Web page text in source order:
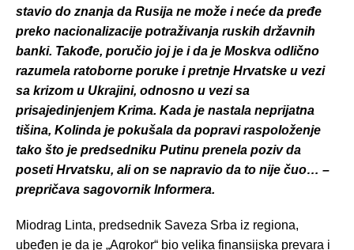
stavio do znanja da Rusija ne može i neće da pređe
preko nacionalizacije potraživanja ruskih državnih
banki. Takođe, poručio joj je i da je Moskva odlično
razumela ratoborne poruke i pretnje Hrvatske u vezi
sa krizom u Ukrajini, odnosno u vezi sa
prisajedinjenjem Krima. Kada je nastala neprijatna
tišina, Kolinda je pokušala da popravi raspoloženje
tako što je predsedniku Putinu prenela poziv da
poseti Hrvatsku, ali on se napravio da to nije čuo… –
prepričava sagovornik Informera.
Miodrag Linta, predsednik Saveza Srba iz regiona,
ubeđen je da je „Agrokor“ bio velika finansijska prevara i